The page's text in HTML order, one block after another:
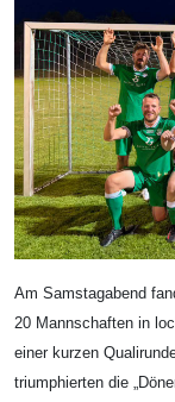
Am Samstagabend
20 Mannschaften in
einer kurzen
triumphierten die